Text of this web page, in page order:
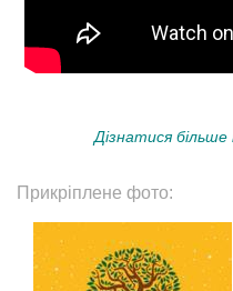
Дізнатися
Прикріплене фото: